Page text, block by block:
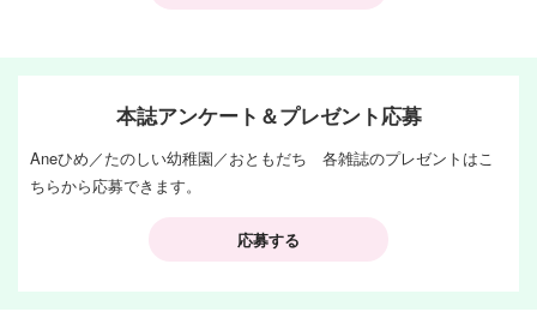
本誌アンケート＆プレゼント応募
Aneひめ／たのしい幼稚園／おともだち 各雑誌のプレゼントはこ
ちらから応募できます。
応募する